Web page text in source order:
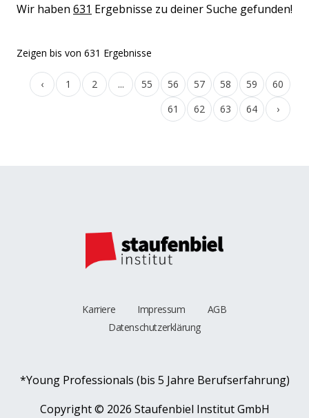
Wir haben 631 Ergebnisse zu deiner Suche gefunden!
Zeigen bis von 631 Ergebnisse
‹ 1 2 ... 55 56 57 58 59
60
61
62 63 64 ›
Karriere Impressum
AGB
Datenschutzerklärung
*Young Professionals (bis 5 Jahre Berufserfahrung)
Copyright © 2026 Staufenbiel Institut GmbH